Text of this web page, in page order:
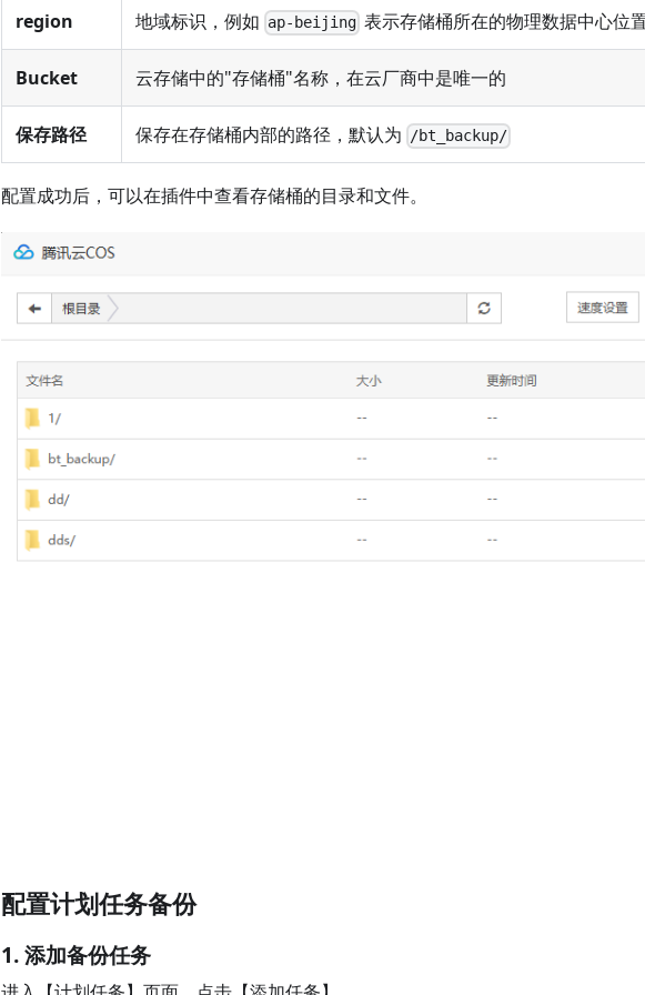
region 地域标识，例如 ap-beijing 表示存储桶所在的物理数据中心位
Bucket 云存储中的"存储桶"名称，在云厂商中是唯一的
保存路径 保存在存储桶内部的路径，默认为 /bt_backup/
配置成功后，可以在插件中查看存储桶的目录和文件。
配置计划任务备份
1. 添加备份任务